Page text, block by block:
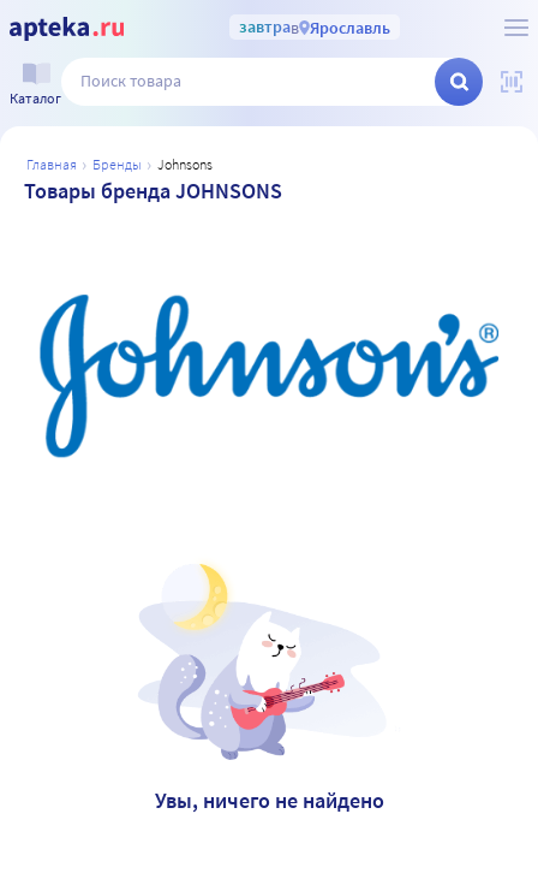
завтрав Ярославль
Каталог
главная бренды johnsons
Товары бренда JOHNSONS
Увы, ничего не найдено